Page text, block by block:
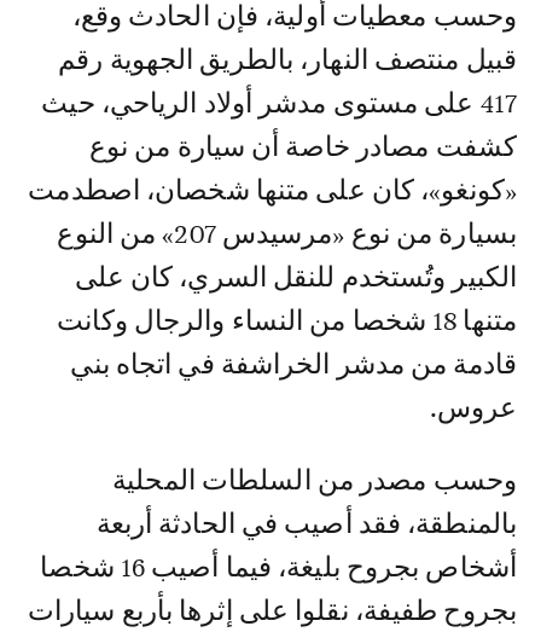
وحسب معطيات أولية، فإن الحادث وقع،
قبيل منتصف النهار، بالطريق الجهوية رقم
417 على مستوى مدشر أولاد الرياحي، حيث
كشفت مصادر خاصة أن سيارة من نوع
«كونغو»، كان على متنها شخصان، اصطدمت
بسيارة من نوع «مرسيدس 207» من النوع
الكبير وتُستخدم للنقل السري، كان على
متنها 18 شخصا من النساء والرجال وكانت
قادمة من مدشر الخراشفة في اتجاه بني
عروس.
وحسب مصدر من السلطات المحلية
بالمنطقة، فقد أصيب في الحادثة أربعة
أشخاص بجروح بليغة، فيما أصيب 16 شخصا
بجروح طفيفة، نقلوا على إثرها بأربع سيارات